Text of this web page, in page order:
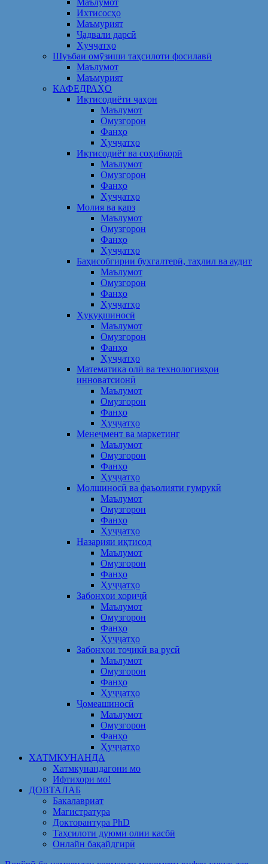
Маълумот
Ихтисосҳо
Маъмурият
Ҷадвали дарсӣ
Ҳуҷҷатҳо
Шуъбаи омӯзиши таҳсилоти фосилавӣ
Маълумот
Маъмурият
КАФЕДРАҲО
Иқтисодиёти ҷаҳон
Маълумот
Омузгорон
Фанҳо
Ҳуҷҷатҳо
Иқтисодиёт ва соҳибкорӣ
Маълумот
Омузгорон
Фанҳо
Ҳуҷҷатҳо
Молия ва қарз
Маълумот
Омузгорон
Фанҳо
Ҳуҷҷатҳо
Баҳисобгирии бухгалтерӣ, таҳлил ва аудит
Маълумот
Омузгорон
Фанҳо
Ҳуҷҷатҳо
Ҳуқуқшиносӣ
Маълумот
Омузгорон
Фанҳо
Ҳуҷҷатҳо
Математика олӣ ва технологияҳои
инноватсионӣ
Маълумот
Омузгорон
Фанҳо
Ҳуҷҷатҳо
Менеҷмент ва маркетинг
Маълумот
Омузгорон
Фанҳо
Ҳуҷҷатҳо
Молшиносӣ ва фаъолияти гумрукӣ
Маълумот
Омузгорон
Фанҳо
Ҳуҷҷатҳо
Назарияи иқтисод
Маълумот
Омузгорон
Фанҳо
Ҳуҷҷатҳо
Забонҳои хориҷӣ
Маълумот
Омузгорон
Фанҳо
Ҳуҷҷатҳо
Забонҳои тоҷикӣ ва русӣ
Маълумот
Омузгорон
Фанҳо
Ҳуҷҷатҳо
Ҷомеашиносӣ
Маълумот
Омузгорон
Фанҳо
Ҳуҷҷатҳо
ХАТМКУНАНДА
Хатмкунандагони мо
Ифтихори мо!
ДОВТАЛАБ
Бакалавриат
Магистратура
Докторантура PhD
Таҳсилоти дуюми олии касбӣ
Онлайн бақайдгирӣ